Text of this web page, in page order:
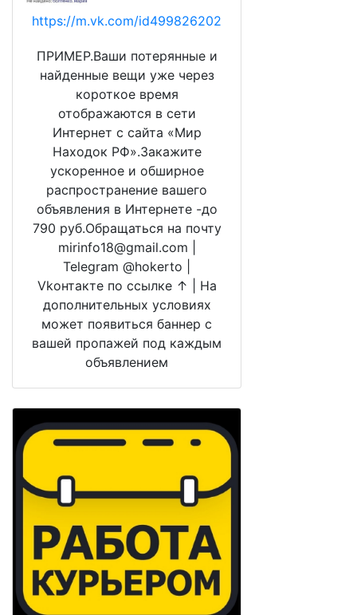
https://m.vk.com/id499826202
ПРИМЕР.Ваши потерянные и
найденные вещи уже через
короткое время
отображаются в сети
Интернет с сайта «Мир
Находок РФ».Закажите
ускоренное и обширное
распространение вашего
объявления в Интернете -до
790 руб.Обращаться на почту
mirinfo18@gmail.com |
Telegram @hokerto |
Vkонтакте по ссылке ↑ | На
дополнительных условиях
может появиться баннер с
вашей пропажей под каждым
объявлением